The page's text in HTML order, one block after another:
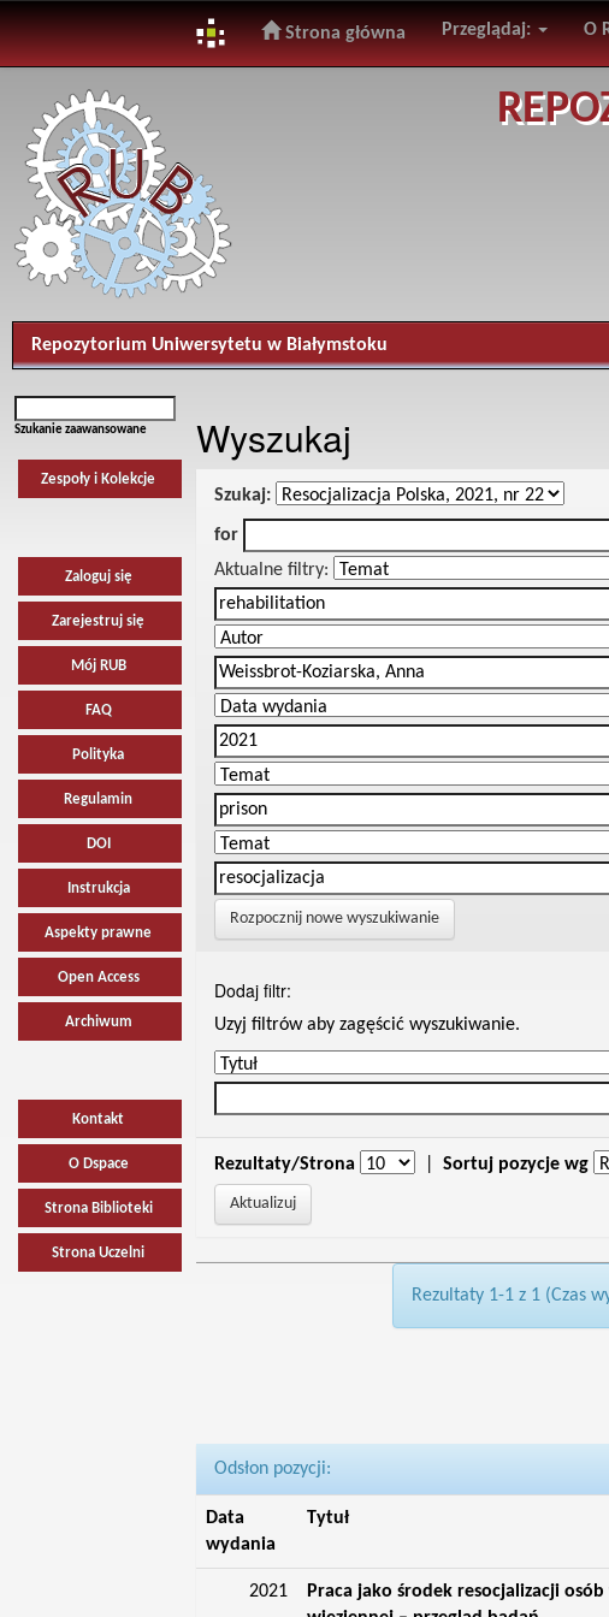
navigation
Strona główna Przeglądaj: O
Repozytorium Uniwersytetu w Białymstoku
Szukanie zaawansowane
Zespoły i Kolekcje
Zaloguj się
Zarejestruj się
Mój RUB
FAQ
Polityka
Regulamin
DOI
Instrukcja
Aspekty prawne
Open Access
Archiwum
Kontakt
O Dspace
Strona Biblioteki
Strona Uczelni
Wyszukaj
Szukaj:
for
Aktualne filtry:
Rozpocznij nowe wyszukiwanie
Dodaj filtr:
Uzyj filtrów aby zagęścić wyszukiwanie.
Rezultaty/Strona Sortuj pozycje wg
Rezultaty 1-1 z 1 (Czas
Odsłon pozycji:
Data
wydania
Tytuł
2021
Praca jako środek resocjalizacji